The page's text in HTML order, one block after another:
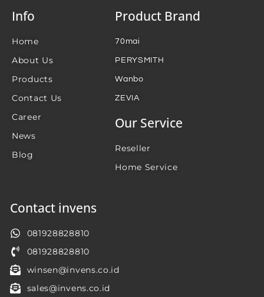
Info
Home
About Us
Products
Contact Us
Career
News
Blog
Product Brand
70mai
PERYSMITH
Wanbo
ZEVIA
Our Service
Reseller
Home Service
Contact invens
081928828810
081928828810
winsen@invens.co.id
sales@invens.co.id